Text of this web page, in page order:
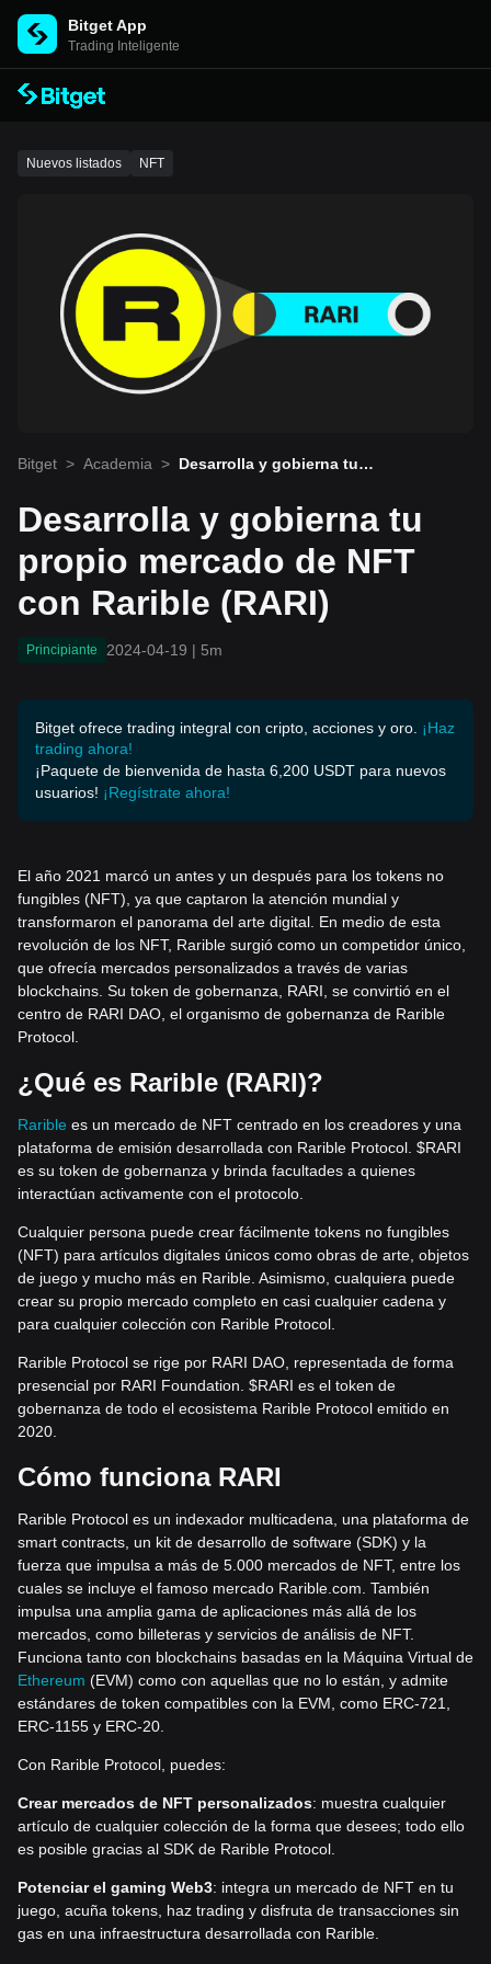
Bitget App
Trading Inteligente
Nuevos listados NFT
Bitget > Academia > Desarrolla y gobierna tu p
Desarrolla y gobierna tu
propio mercado de NFT
con Rarible (RARI)
Principiante 2024-04-19 | 5m
Bitget ofrece trading integral con cripto, acciones y oro. ¡Haz
trading ahora!
¡Paquete de bienvenida de hasta 6,200 USDT para nuevos
usuarios! ¡Regístrate ahora!
El año 2021 marcó un antes y un después para los tokens no
fungibles (NFT), ya que captaron la atención mundial y
transformaron el panorama del arte digital. En medio de esta
revolución de los NFT, Rarible surgió como un competidor único,
que ofrecía mercados personalizados a través de varias
blockchains. Su token de gobernanza, RARI, se convirtió en el
centro de RARI DAO, el organismo de gobernanza de Rarible
Protocol.
¿Qué es Rarible (RARI)?
Rarible es un mercado de NFT centrado en los creadores y una
plataforma de emisión desarrollada con Rarible Protocol. $RARI
es su token de gobernanza y brinda facultades a quienes
interactúan activamente con el protocolo.
Cualquier persona puede crear fácilmente tokens no fungibles
(NFT) para artículos digitales únicos como obras de arte, objetos
de juego y mucho más en Rarible. Asimismo, cualquiera puede
crear su propio mercado completo en casi cualquier cadena y
para cualquier colección con Rarible Protocol.
Rarible Protocol se rige por RARI DAO, representada de forma
presencial por RARI Foundation. $RARI es el token de
gobernanza de todo el ecosistema Rarible Protocol emitido en
2020.
Cómo funciona RARI
Rarible Protocol es un indexador multicadena, una plataforma de
smart contracts, un kit de desarrollo de software (SDK) y la
fuerza que impulsa a más de 5.000 mercados de NFT, entre los
cuales se incluye el famoso mercado Rarible.com. También
impulsa una amplia gama de aplicaciones más allá de los
mercados, como billeteras y servicios de análisis de NFT.
Funciona tanto con blockchains basadas en la Máquina Virtual de
Ethereum (EVM) como con aquellas que no lo están, y admite
estándares de token compatibles con la EVM, como ERC-721,
ERC-1155 y ERC-20.
Con Rarible Protocol, puedes:
Crear mercados de NFT personalizados: muestra cualquier
artículo de cualquier colección de la forma que desees; todo ello
es posible gracias al SDK de Rarible Protocol.
Potenciar el gaming Web3: integra un mercado de NFT en tu
juego, acuña tokens, haz trading y disfruta de transacciones sin
gas en una infraestructura desarrollada con Rarible.